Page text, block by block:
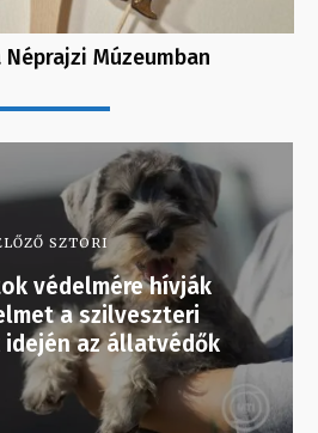
Múzeumban
SZTORI
védelmére hívják
a szilveszteri
az állatvédők